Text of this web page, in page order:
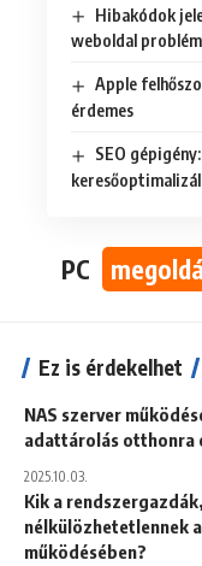
Hibakódok
weboldal
Apple
érdemes
SEO
PC
Ez is érdekelhet
NAS szerver
adattárolás otthonra
2025.10.03.
Kik a
nélkülözhetetlennek
működésében?